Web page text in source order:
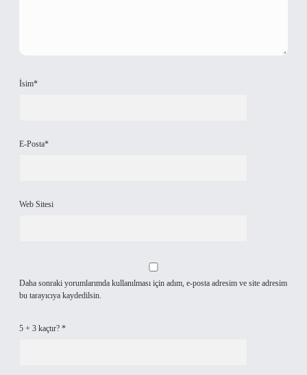
İsim*
E-Posta*
Web Sitesi
Daha sonraki yorumlarımda kullanılması için adım, e-posta adresim ve site adresim
bu tarayıcıya kaydedilsin.
5 + 3 kaçtır? *